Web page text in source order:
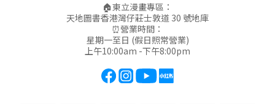
🏠東立漫畫專區：
天地圖書香港灣仔莊士敦道 30 號地庫
⏰營業時間：
星期一至日 (假日照常營業)
上午10:00am -下午8:00pm